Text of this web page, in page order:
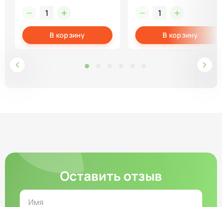
В корзину В корзину
Оставить отзыв